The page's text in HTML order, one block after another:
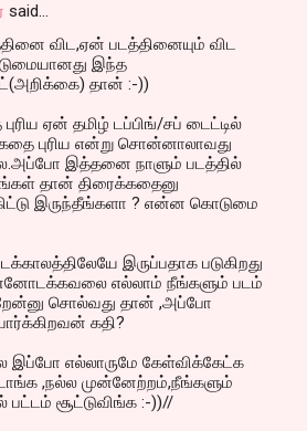
said…
விட,ஏன் படத்தினையும் விட
இந்த
தான் :-))
ஏன் தமிழ் டப்பிங்/சப் டைட்டில்
புரிய என்று சொன்னாலாவது
இத்தனை நாளும் படத்தில்
தான் திரைக்கதைனு
இருந்தீங்களா ? என்ன கொடுமை
இருப்பதாக படுகிறது
எல்லாம் நீங்களும் படம்
சொல்வது தான் ,அப்போ
கதி?
இப்போ எல்லாருமே கேள்விக்கேட்க
,நல்ல முன்னேற்றம்,நீங்களும்
சூட்டுவிங்க :-))//